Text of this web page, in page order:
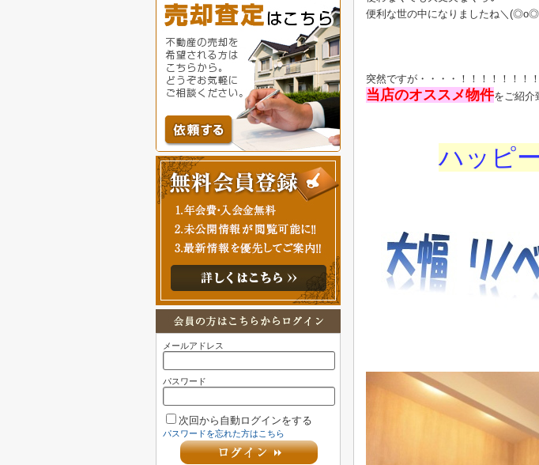
便利な世の中になりましたね＼(◎o◎)
突然ですが・・・・！！！！！！！！
当店のオススメ物件をご紹介
ハッピ
メールアドレス
パスワード
次回から自動ログインをする
パスワードを忘れた方はこちら